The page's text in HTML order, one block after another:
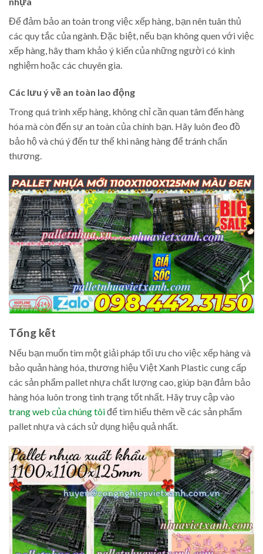
Để đảm bảo an toàn trong việc xếp hàng, bạn nên tuân thủ
các quy tắc của ngành. Đặc biệt, nếu bạn không quen với việc
xếp hàng, hãy tham khảo ý kiến của những người có kinh
nghiệm hoặc các chuyên gia.
Các lưu ý về an toàn lao động
Trong quá trình xếp hàng, không chỉ cần quan tâm đến hàng
hóa mà còn đến sự an toàn của chính bạn. Hãy luôn đeo đồ
bảo hộ và chú ý đến tư thế khi nâng hàng để tránh chấn
thương.
Tổng kết
Nếu bạn muốn tìm một giải pháp tối ưu cho việc xếp hàng và
bảo quản hàng hóa, thương hiệu Việt Xanh Plastic cung cấp
các sản phẩm pallet nhựa chất lượng cao, giúp bạn đảm bảo
hàng hóa luôn trong tình trạng tốt nhất. Hãy truy cập vào
trang web của chúng tôiđể tìm hiểu thêm về các sản phẩm
pallet nhựa và cách sử dụng hiệu quả nhất.